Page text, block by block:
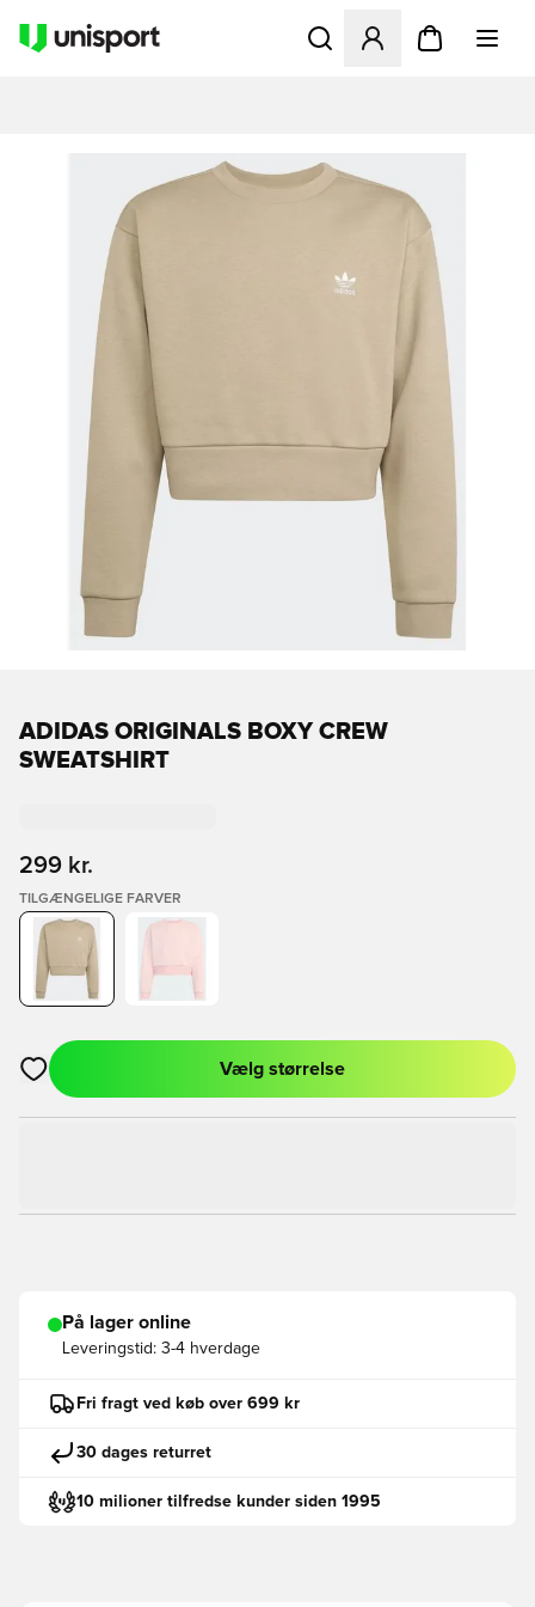
Åbner en Modal til at
ADIDAS ORIGINALS BOXY CREW
SWEATSHIRT
299 kr.
TILGÆNGELIGE FARVER
Åbner en Modal til at logge ind eller tilmelde dig som medlem
Vælg størrelse
På lager online
Leveringstid: 3-4 hverdage
Fri fragt ved køb over 699 kr
30 dages returret
10 milioner tilfredse kunder siden 1995